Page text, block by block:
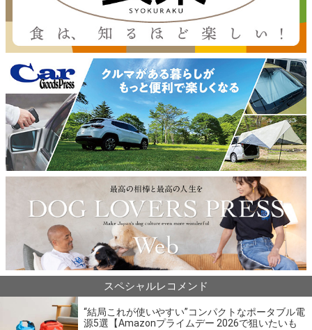
スペシャルレコメンド
“結局これが使いやすい”コンパクトなポータブル電
源5選【Amazonプライムデー 2026で狙いたいも